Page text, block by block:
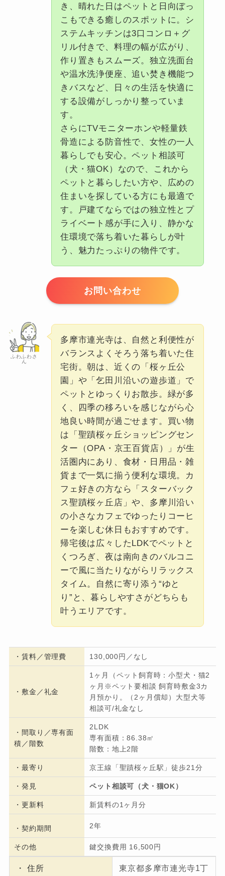
き、晴れた日はペットと日向ぼっ
こもできる癒しのスポットに。シ
ステムキッチンは3口コンロ＋グ
リル付きで、料理の幅が広がり、
作り置きもスムーズ。独立洗面台
や温水洗浄便座、追い焚き機能つ
きバスなど、日々の生活を快適に
する設備がしっかり整っていま
す。
さらにTVモニターホンや軽量鉄
骨造による防音性で、女性の一人
暮らしでも安心。ペット相談可
（犬・猫OK）なので、これから
ペットと暮らしたい方や、広めの
住まいを探している方にも最適で
す。戸建てならではの独立性とプ
ライベート感が手に入り、静かな
住環境で落ち着いた暮らしが叶
う、魅力たっぷりの物件です。
お問い合わせ
ふわふわさ
ん
多摩市連光寺は、自然と利便性が
バランスよくそろう落ち着いた住
宅街。朝は、近くの「桜ヶ丘公
園」や「乞田川沿いの遊歩道」で
ペットとゆっくりお散歩。緑が多
く、四季の移ろいを感じながら心
地良い時間が過ごせます。買い物
は「聖蹟桜ヶ丘ショッピングセン
ター（OPA・京王百貨店）」が生
活圏内にあり、食材・日用品・雑
貨まで一気に揃う便利な環境。カ
フェ好きの方なら「スターバック
ス聖蹟桜ヶ丘店」や、多摩川沿い
の小さなカフェでゆったりコーヒ
ーを楽しむ休日もおすすめです。
帰宅後は広々したLDKでペットと
くつろぎ、夜は南向きのバルコニ
ーで風に当たりながらリラックス
タイム。自然に寄り添う“ゆと
り”と、暮らしやすさがどちらも
叶うエリアです。
・賃料／管理費 130,000円／なし
・ 敷金／礼金
1ヶ月（ペット飼育時：小型犬・猫2
ヶ月※ペット要相談 飼育時敷金3カ
月預かり。（2ヶ月償却）大型犬等
相談可/礼金なし
・間取り／専有面
積／階数
2LDK
専有面積：86.38㎡
階数：地上2階
・最寄り 京王線「聖蹟桜ヶ丘駅」徒歩21分
・発見 ペット相談可（犬・猫OK）
・更新料 新賃料の1ヶ月分
・契約期間 2年
その他 鍵交換費用 16,500円
・ 住所
東京都多摩市連光寺1丁